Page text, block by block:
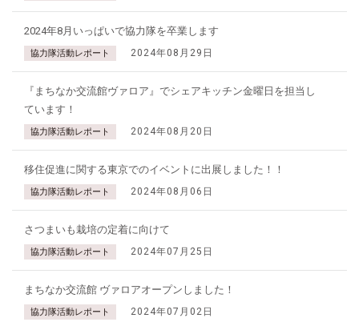
2024年8月いっぱいで協力隊を卒業します
協力隊活動レポート 2024年08月29日
『まちなか交流館ヴァロア』でシェアキッチン金曜日を担当し
ています！
協力隊活動レポート 2024年08月20日
移住促進に関する東京でのイベントに出展しました！！
協力隊活動レポート 2024年08月06日
さつまいも栽培の定着に向けて
協力隊活動レポート 2024年07月25日
まちなか交流館 ヴァロアオープンしました！
協力隊活動レポート 2024年07月02日